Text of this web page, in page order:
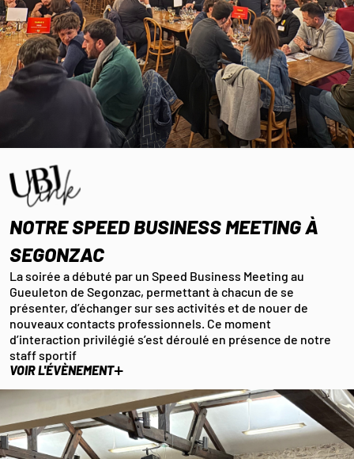
NOTRE SPEED BUSINESS MEETING À
SEGONZAC
La soirée a débuté par un Speed Business Meeting au
Gueuleton de Segonzac, permettant à chacun de se
présenter, d’échanger sur ses activités et de nouer de
nouveaux contacts professionnels. Ce moment
d’interaction privilégié s’est déroulé en présence de notre
staff sportif
VOIR L'ÉVÈNEMENT+